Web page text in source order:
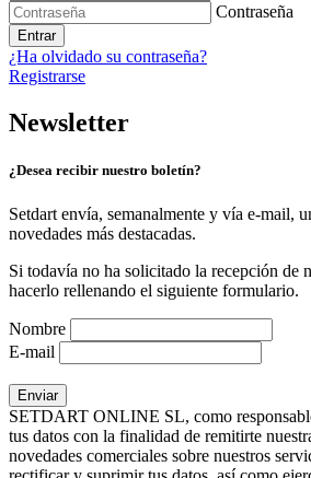
Contraseña
Entrar
¿Ha olvidado su contraseña?
Registrarse
Newsletter
¿Desea recibir nuestro boletín?
Setdart envía, semanalmente y vía e-mail,
novedades más destacadas.
Si todavía no ha solicitado la recepción de
hacerlo rellenando el siguiente formulario.
Nombre
E-mail
SETDART ONLINE SL, como
tus datos con la finalidad de remitirte
novedades comerciales sobre nuestros